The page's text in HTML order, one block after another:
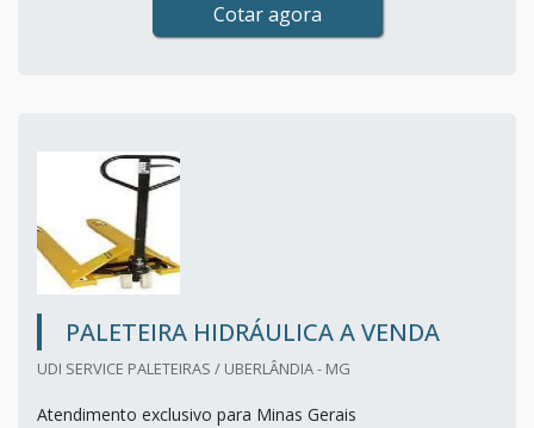
Cotar agora
PALETEIRA HIDRÁULICA A VENDA
UDI SERVICE PALETEIRAS / UBERLÂNDIA - MG
Atendimento exclusivo para Minas Gerais